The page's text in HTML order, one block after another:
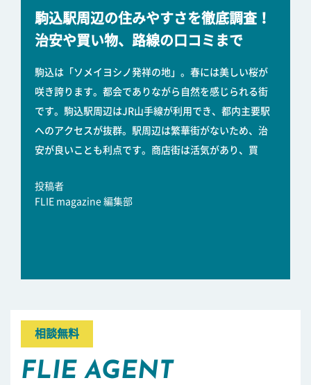
駒込駅周辺の住みやすさを徹底調査！
治安や買い物、路線の口コミまで
駒込は「ソメイヨシノ発祥の地」。春には美しい桜が
咲き誇ります。都会でありながら自然を感じられる街
です。駒込駅周辺はJR山手線が利用でき、都内主要駅
へのアクセスが抜群。駅周辺は繁華街がないため、治
安が良いことも利点です。商店街は活気があり、買
投稿者
FLIE magazine 編集部
相談無料
FLIE AGENT